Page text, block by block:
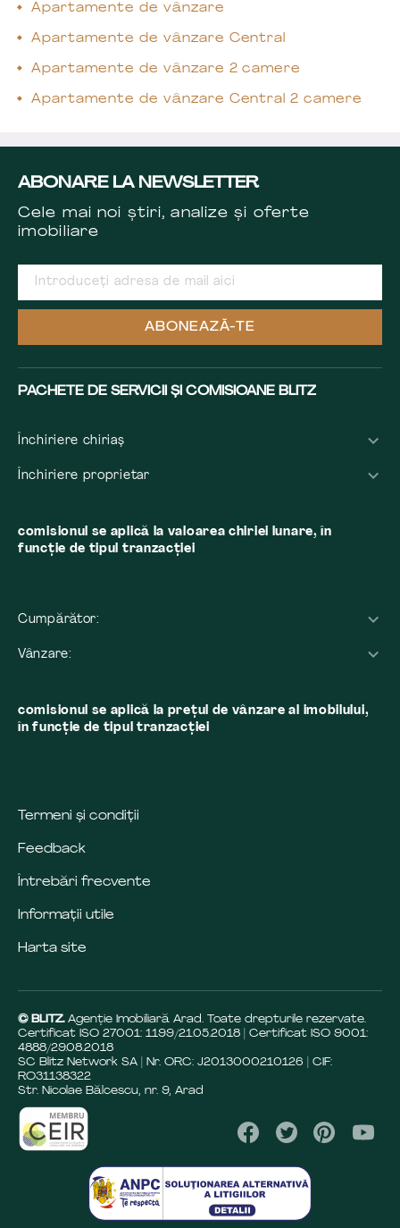
Apartamente de vânzare
Apartamente de vânzare Central
Apartamente de vânzare 2 camere
Apartamente de vânzare Central 2 camere
ABONARE LA NEWSLETTER
Cele mai noi știri, analize și oferte
imobiliare
ABONEAZĂ-TE
PACHETE DE SERVICII ȘI COMISIOANE BLITZ
Închiriere chiriaș
Închiriere proprietar
comisionul se aplică la valoarea chiriei lunare, în
funcție de tipul tranzacției
Cumpărător:
Vânzare:
comisionul se aplică la preţul de vânzare al imobilului,
în funcţie de tipul tranzacţiei
Termeni și condiții
Feedback
Întrebări frecvente
Informații utile
Harta site
© BLITZ. Agenție Imobiliară Arad. Toate drepturile rezervate.
Certificat ISO 27001: 1199/21.05.2018 | Certificat ISO 9001:
4888/29.08.2018
SC Blitz Network SA | Nr. ORC: J2013000210126 | CIF:
RO31138322
Str. Nicolae Bălcescu, nr. 9, Arad